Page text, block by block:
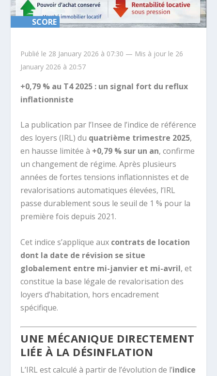
SCORE
SCORE
Publié le 28 January 2026 à 07:30 — Mis à jour le 26
January 2026 à 20:57
+0,79 % au T4 2025 : un signal fort du reflux
inflationniste
La publication par l’Insee de l’indice de référence
des loyers (IRL) du quatrième trimestre 2025,
en hausse limitée à +0,79 % sur un an, confirme
un changement de régime. Après plusieurs
années de fortes tensions inflationnistes et de
revalorisations automatiques élevées, l’IRL
passe durablement sous le seuil de 1 % pour la
première fois depuis 2021.
Cet indice s’applique aux contrats de location
dont la date de révision se situe
globalement entre mi-janvier et mi-avril, et
constitue la base légale de revalorisation des
loyers d’habitation, hors encadrement
spécifique.
UNE MÉCANIQUE DIRECTEMENT
LIÉE À LA DÉSINFLATION
L’IRL est calculé à partir de l’évolution de l’indice